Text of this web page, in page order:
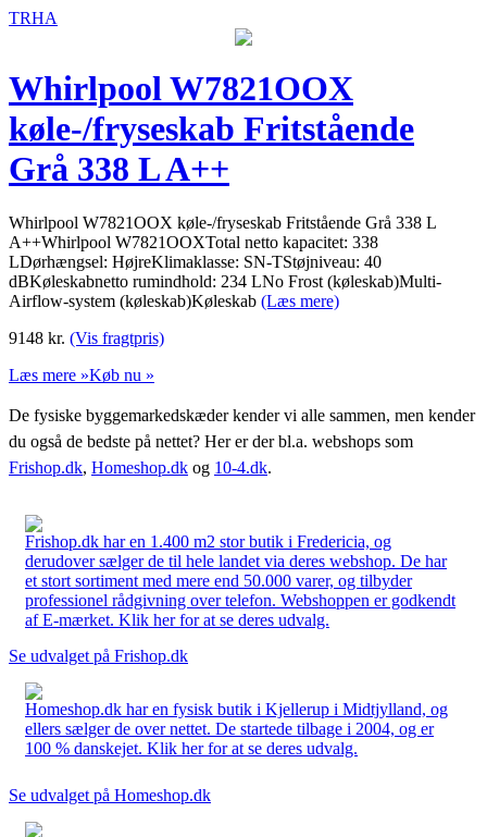
TRHA
Whirlpool W7821OOX
køle-/fryseskab Fritstående
Grå 338 L A++
Whirlpool W7821OOX køle-/fryseskab Fritstående Grå 338 L
A++Whirlpool W7821OOXTotal netto kapacitet: 338
LDørhængsel: HøjreKlimaklasse: SN-TStøjniveau: 40
dBKøleskabnetto rumindhold: 234 LNo Frost (køleskab)Multi-
Airflow-system (køleskab)Køleskab (Læs mere)
9148 kr. (Vis fragtpris)
Læs mere »Køb nu »
De fysiske byggemarkedskæder kender vi alle sammen, men kender
du også de bedste på nettet? Her er der bl.a. webshops som
Frishop.dk, Homeshop.dk og 10-4.dk.
Frishop.dk har en 1.400 m2 stor butik i Fredericia, og
derudover sælger de til hele landet via deres webshop. De har
et stort sortiment med mere end 50.000 varer, og tilbyder
professionel rådgivning over telefon. Webshoppen er godkendt
af E-mærket. Klik her for at se deres udvalg.
Se udvalget på Frishop.dk
Homeshop.dk har en fysisk butik i Kjellerup i Midtjylland, og
ellers sælger de over nettet. De startede tilbage i 2004, og er
100 % danskejet. Klik her for at se deres udvalg.
Se udvalget på Homeshop.dk